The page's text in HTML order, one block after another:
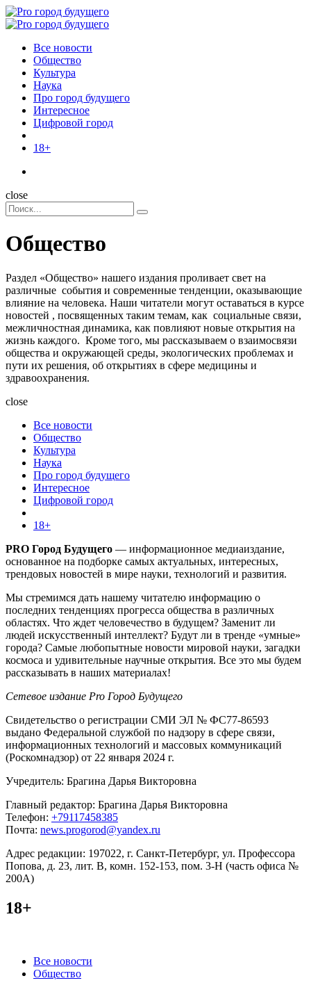
Menu
Поиск
Menu
Pro
Все новости
Общество
Культура
Наука
Про город будущего
Интересное
Цифровой город
18+
Поиск
close
Search
for:
Поиск
Общество
Раздел «Общество» нашего издания проливает свет на
различные события и современные тенденции, оказывающие
влияние на человека. Наши читатели могут оставаться в курсе
новостей , посвященных таким темам, как социальные связи,
межличностная динамика, как повлияют новые открытия на
жизнь каждого. Кроме того, мы рассказываем о взаимосвязи
общества и окружающей среды, экологических проблемах и
пути их решения, об открытиях в сфере медицины и
здравоохранения.
close
Все новости
Общество
Культура
Наука
Про город будущего
Интересное
Цифровой город
18+
PRO Город Будущего — информационное медиаиздание,
основанное на подборке самых актуальных, интересных,
трендовых новостей в мире науки, технологий и развития.
Мы стремимся дать нашему читателю информацию о
последних тенденциях прогресса общества в различных
областях. Что ждет человечество в будущем? Заменит ли
людей искусственный интеллект? Будут ли в тренде «умные»
города? Самые любопытные новости мировой науки, загадки
космоса и удивительные научные открытия. Все это мы будем
рассказывать в наших материалах!
Сетевое издание Pro Город Будущего
Свидетельство о регистрации СМИ ЭЛ № ФС77-86593
выдано Федеральной службой по надзору в сфере связи,
информационных технологий и массовых коммуникаций
(Роскомнадзор) от 22 января 2024 г.
Учредитель: Брагина Дарья Викторовна
Главный редактор: Брагина Дарья Викторовна
Телефон: +79117458385
Почта: news.progorod@yandex.ru
Адрес редакции: 197022, г. Санкт-Петербург, ул. Профессора
Попова, д. 23, лит. В, комн. 152-153, пом. 3-Н (часть офиса №
200А)
18+
КатегорииВсе новости
Общество